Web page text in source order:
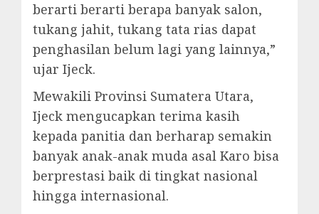
berarti berarti berapa banyak salon,
tukang jahit, tukang tata rias dapat
penghasilan belum lagi yang lainnya,”
ujar Ijeck.
Mewakili Provinsi Sumatera Utara,
Ijeck mengucapkan terima kasih
kepada panitia dan berharap semakin
banyak anak-anak muda asal Karo bisa
berprestasi baik di tingkat nasional
hingga internasional.